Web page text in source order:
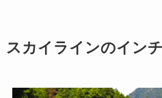
スカイラインのイン